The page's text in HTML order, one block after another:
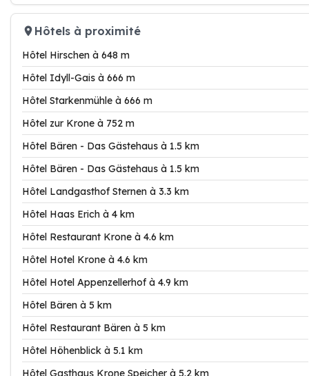
Hôtels à proximité
Hôtel Hirschen à 648 m
Hôtel Idyll-Gais à 666 m
Hôtel Starkenmühle à 666 m
Hôtel zur Krone à 752 m
Hôtel Bären - Das Gästehaus à 1.5 km
Hôtel Bären - Das Gästehaus à 1.5 km
Hôtel Landgasthof Sternen à 3.3 km
Hôtel Haas Erich à 4 km
Hôtel Restaurant Krone à 4.6 km
Hôtel Hotel Krone à 4.6 km
Hôtel Hotel Appenzellerhof à 4.9 km
Hôtel Bären à 5 km
Hôtel Restaurant Bären à 5 km
Hôtel Höhenblick à 5.1 km
Hôtel Gasthaus Krone Speicher à 5.2 km